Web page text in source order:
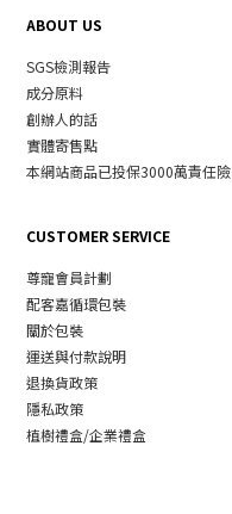
ABOUT US
SGS檢測報告
成分原料
創辦人的話
實體寄售點
本網站商品已投保3000萬責任險
CUSTOMER SERVICE
尊寵會員計劃
配客嘉循環包裝
關於包裝
運送與付款說明
退換貨政策
隱私政策
植樹禮盒/企業禮盒